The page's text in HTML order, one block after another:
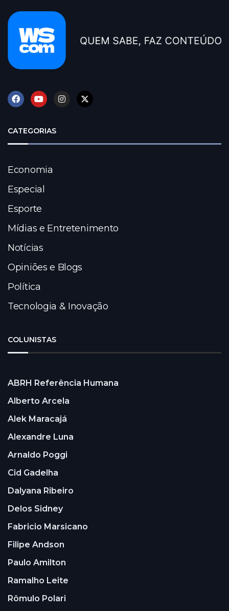
CATEGORIAS
Economia
Especial
Esporte
Mídias e Entretenimento
Notícias
Opiniões e Blogs
Política
Tecnologia & Inovação
COLUNISTAS
ABRH Referência Humana
Alberto Arcela
Alek Maracajá
Alexandre Luna
Arnaldo Poggi
Cid Gadelha
Dalyana Ribeiro
Delos Sidney
Fabricio Marsicano
Filipe Andson
Paulo Amilton
Ramalho Leite
Rômulo Polari